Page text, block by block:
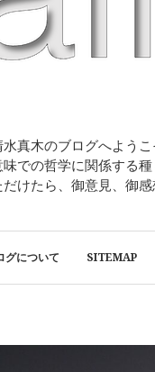
真木のブログへようこ
での哲学に関係する
けたら、御意見、御
グについて SITEMAP